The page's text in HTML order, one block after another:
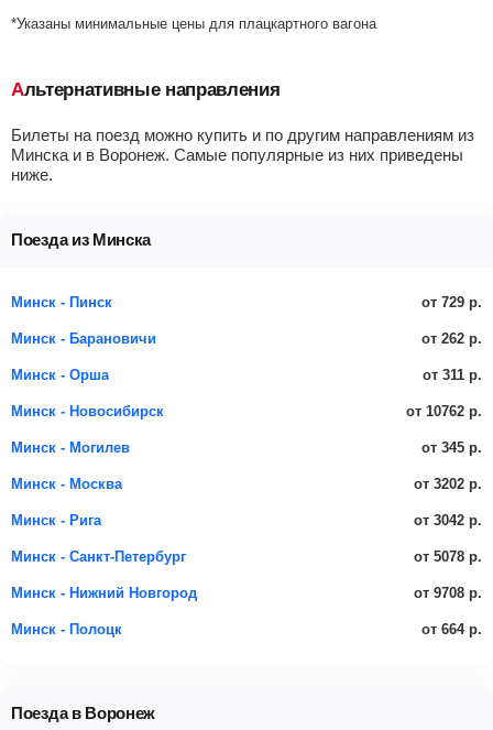
*Указаны минимальные цены для плацкартного вагона
Альтернативные направления
Билеты на поезд можно купить и по другим направлениям из
Минска и в Воронеж. Самые популярные из них приведены
ниже.
Поезда из Минска
Минск - Пинск от 729 р.
Минск - Барановичи от 262 р.
Минск - Орша от 311 р.
Минск - Новосибирск от 10762 р.
Минск - Могилев от 345 р.
Минск - Москва от 3202 р.
Минск - Рига от 3042 р.
Минск - Санкт-Петербург от 5078 р.
Минск - Нижний Новгород от 9708 р.
Минск - Полоцк от 664 р.
Поезда в Воронеж